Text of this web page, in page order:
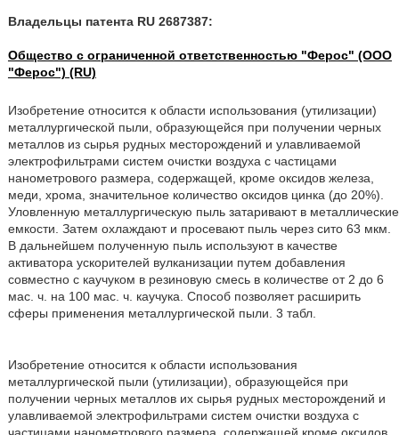
Владельцы патента RU 2687387:
Общество с ограниченной ответственностью "Ферос" (ООО
"Ферос") (RU)
Изобретение относится к области использования (утилизации)
металлургической пыли, образующейся при получении черных
металлов из сырья рудных месторождений и улавливаемой
электрофильтрами систем очистки воздуха с частицами
нанометрового размера, содержащей, кроме оксидов железа,
меди, хрома, значительное количество оксидов цинка (до 20%).
Уловленную металлургическую пыль затаривают в металлические
емкости. Затем охлаждают и просевают пыль через сито 63 мкм.
В дальнейшем полученную пыль используют в качестве
активатора ускорителей вулканизации путем добавления
совместно с каучуком в резиновую смесь в количестве от 2 до 6
мас. ч. на 100 мас. ч. каучука. Способ позволяет расширить
сферы применения металлургической пыли. 3 табл.
Изобретение относится к области использования
металлургической пыли (утилизации), образующейся при
получении черных металлов их сырья рудных месторождений и
улавливаемой электрофильтрами систем очистки воздуха с